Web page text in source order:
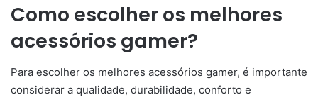
Como escolher os melhores
acessórios gamer?
Para escolher os melhores acessórios gamer, é importante
considerar a qualidade, durabilidade, conforto e